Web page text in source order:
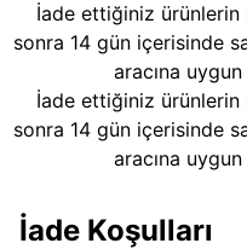
İade ettiğiniz ürünlerin
sonra 14 gün içerisinde
aracına
İade ettiğiniz ürünlerin
sonra 14 gün içerisinde
aracına
İade Koşulları